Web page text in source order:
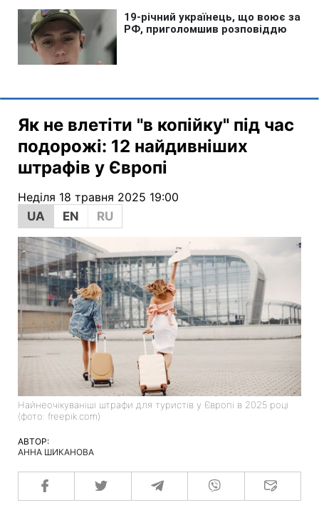
Як не влетіти "в копійку" під час
подорожі: 12 найдивніших
штрафів у Європі
Неділя 18 травня 2025 19:00
UA
EN RU
Найнеочікуваніші штрафи для туристів у Європі в 2025 році
(фото: freepik.com)
АВТОР:
АННА ШИКАНОВА